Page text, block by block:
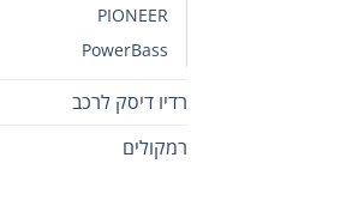
PIONEER
PowerBass
רדיו דיסק לרכב
רמקולים